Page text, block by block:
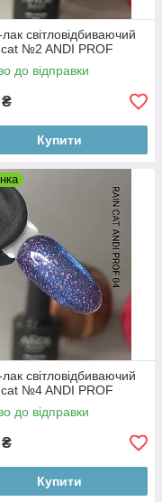
світловідбиваючий
№2 ANDI PROF
до відправки
₴
Купити
світловідбиваючий
№4 ANDI PROF
до відправки
₴
Купити